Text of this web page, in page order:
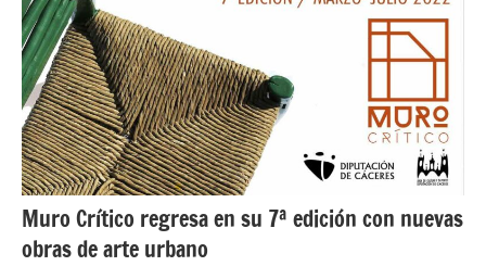
Muro Crítico regresa en su 7ª edición con nuevas
obras de arte urbano